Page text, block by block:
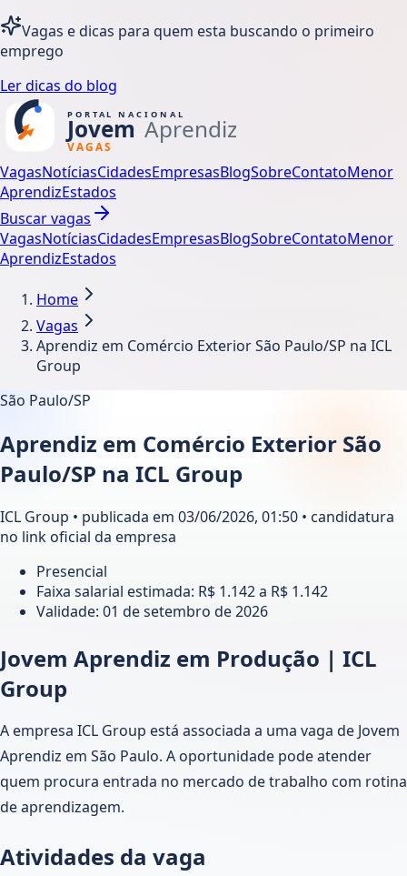
Vagas e dicas para quem esta buscando o primeiro
emprego
Ler dicas do blog
VagasNotíciasCidadesEmpresasBlogSobreContatoMenor
AprendizEstados
Buscar vagas
VagasNotíciasCidadesEmpresasBlogSobreContatoMenor
AprendizEstados
Home
Vagas
Aprendiz em Comércio Exterior São Paulo/SP na ICL
Group
São Paulo/SP
Aprendiz em Comércio Exterior São
Paulo/SP na ICL Group
ICL Group • publicada em 03/06/2026, 01:50 • candidatura
no link oficial da empresa
Presencial
Faixa salarial estimada: R$ 1.142 a R$ 1.142
Validade: 01 de setembro de 2026
Jovem Aprendiz em Produção | ICL
Group
A empresa ICL Group está associada a uma vaga de Jovem
Aprendiz em São Paulo. A oportunidade pode atender
quem procura entrada no mercado de trabalho com rotina
de aprendizagem.
Atividades da vaga